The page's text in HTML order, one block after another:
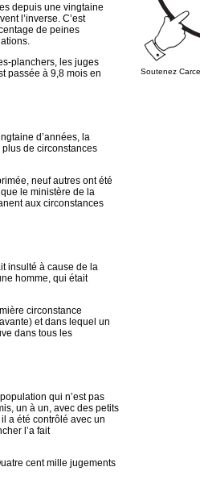
depuis une vingtaine
l’inverse. C’est
de peines
planchers, les juges
passée à 9,8 mois en
d’années, la
de circonstances
neuf autres ont été
le ministère de la
aux circonstances
insulté à cause de la
homme, qui était
circonstance
et dans lequel un
dans tous les
qui n’est pas
un à un, avec des petits
a été contrôlé avec un
l’a fait
cent mille jugements
Soutenez